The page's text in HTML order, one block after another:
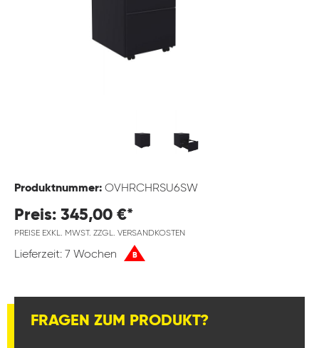
Produktnummer: OVHRCHRSU6SW
Preis: 345,00 €*
PREISE EXKL. MWST. ZZGL. VERSANDKOSTEN
Lieferzeit: 7 Wochen B
FRAGEN ZUM PRODUKT?